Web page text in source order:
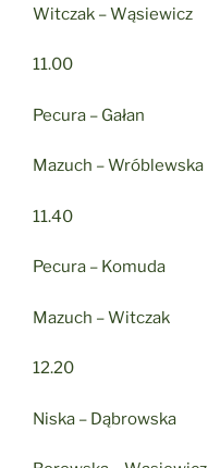
Witczak – Wąsiewicz
11.00
Pecura – Gałan
Mazuch – Wróblewska
11.40
Pecura – Komuda
Mazuch – Witczak
12.20
Niska – Dąbrowska